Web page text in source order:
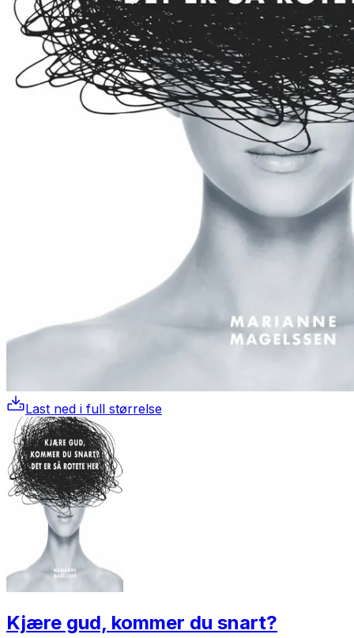
Last ned i full størrelse
Kjære gud, kommer du snart?